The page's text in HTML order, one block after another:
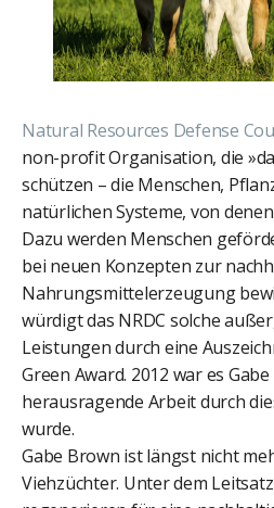
Natural Resources Defense
non-profit Organisation, die
schützen – die Menschen,
natürlichen Systeme, von
Dazu werden Menschen
bei neuen Konzepten zur
Nahrungsmittelerzeugung
würdigt das NRDC solche
Leistungen durch eine
Green Award. 2012 war es
herausragende Arbeit durch
wurde.
Gabe Brown ist längst nicht
Viehzüchter. Unter dem